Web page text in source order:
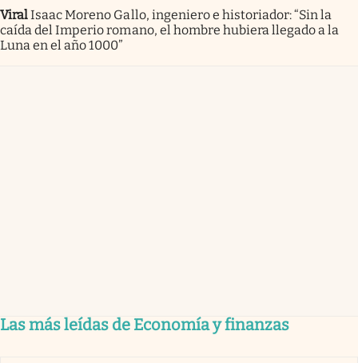
ViralIsaac Moreno Gallo, ingeniero e historiador: “Sin la
caída del Imperio romano, el hombre hubiera llegado a la
Luna en el año 1000”
Las más leídas de Economía y finanzas